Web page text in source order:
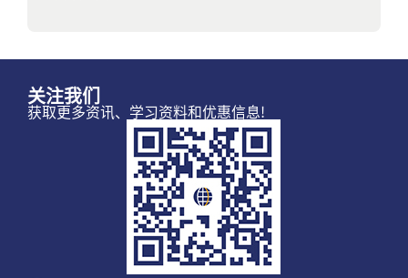
关注我们
获取更多资讯、学习资料和优惠信息!